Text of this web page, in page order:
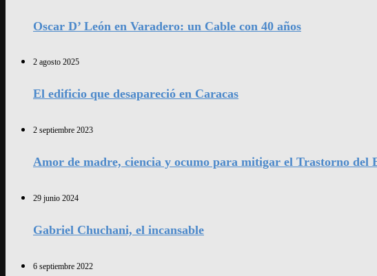
Oscar D’ León en Varadero: un Cable con 40 años
2 agosto 2025
El edificio que desapareció en Caracas
2 septiembre 2023
Amor de madre, ciencia y ocumo para mitigar el Trastorno del
29 junio 2024
Gabriel Chuchani, el incansable
6 septiembre 2022